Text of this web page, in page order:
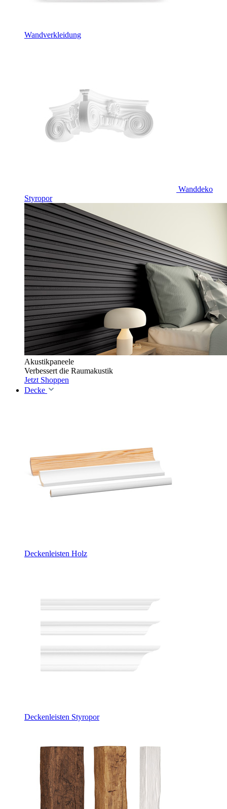
Wandverkleidung
Wanddeko
Styropor
Akustikpaneele
Verbessert die Raumakustik
Jetzt Shoppen
Decke
Deckenleisten Holz
Deckenleisten Styropor